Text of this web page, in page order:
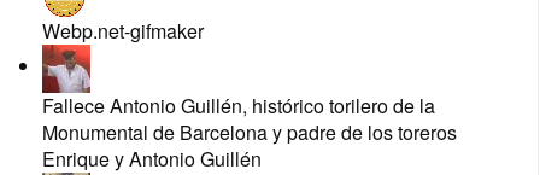
Webp.net-gifmaker
Fallece Antonio Guillén, histórico torilero de la
Monumental de Barcelona y padre de los toreros
Enrique y Antonio Guillén